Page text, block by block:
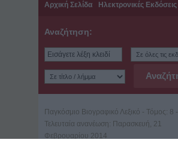
Αρχική Σελίδα Ηλεκτρονικές Εκδόσεις
Αναζήτηση:
Παγκόσμιο Βιογραφικό Λεξικό - Τόμος: 8 -
Τελευταία ανανέωση: Παρασκευή, 21
Φεβρουαρίου 2014